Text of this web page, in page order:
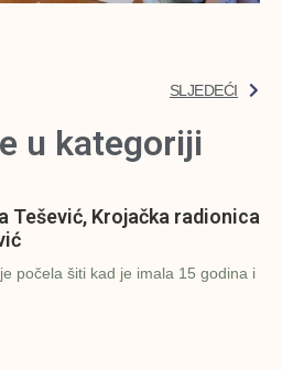
SLJEDEĆI
u kategoriji
Tešević, Krojačka radionica
počela šiti kad je imala 15 godina i